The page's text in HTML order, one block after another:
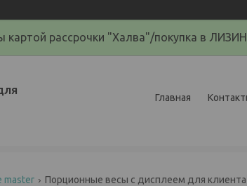
картой рассрочки "Халва"/покупка в
Главная
master Порционные весы с дисплеем для клиента